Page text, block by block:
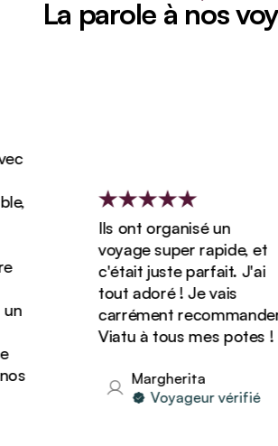
La parole à nos
Ils ont organisé un
voyage super rapide, et
c'était juste parfait. J'ai
tout adoré ! Je vais
carrément recommander
Viatu à tous mes potes !
Margherita
Voyageur vérifié